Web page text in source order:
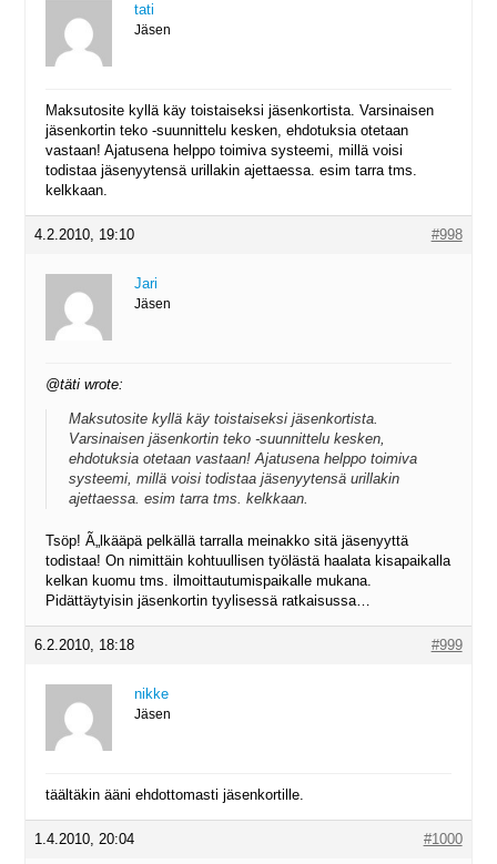
tati
Jäsen
Maksutosite kyllä käy toistaiseksi jäsenkortista. Varsinaisen
jäsenkortin teko -suunnittelu kesken, ehdotuksia otetaan
vastaan! Ajatusena helppo toimiva systeemi, millä voisi
todistaa jäsenyytensä urillakin ajettaessa. esim tarra tms.
kelkkaan.
4.2.2010, 19:10 #998
Jari
Jäsen
@täti wrote:
Maksutosite kyllä käy toistaiseksi jäsenkortista.
Varsinaisen jäsenkortin teko -suunnittelu kesken,
ehdotuksia otetaan vastaan! Ajatusena helppo toimiva
systeemi, millä voisi todistaa jäsenyytensä urillakin
ajettaessa. esim tarra tms. kelkkaan.
Tsöp! Ã„lkääpä pelkällä tarralla meinakko sitä jäsenyyttä
todistaa! On nimittäin kohtuullisen työlästä haalata kisapaikalla
kelkan kuomu tms. ilmoittautumispaikalle mukana.
Pidättäytyisin jäsenkortin tyylisessä ratkaisussa…
6.2.2010, 18:18 #999
nikke
Jäsen
täältäkin ääni ehdottomasti jäsenkortille.
1.4.2010, 20:04 #1000